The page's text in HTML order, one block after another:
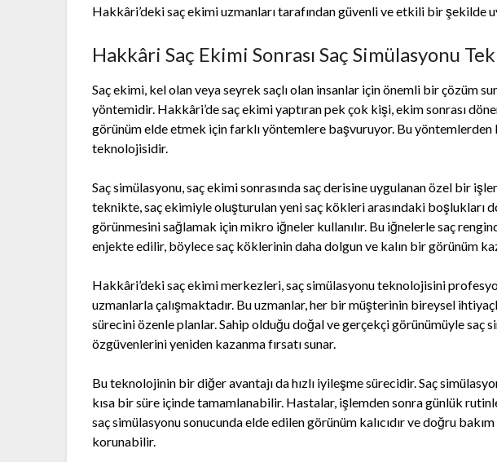
Hakkâri’deki saç ekimi uzmanları tarafından güvenli ve etkili bir şekilde
Hakkâri Saç Ekimi Sonrası Saç Simülasyonu
Saç ekimi, kel olan veya seyrek saçlı olan insanlar için önemli bir çözüm
yöntemidir. Hakkâri’de saç ekimi yaptıran pek çok kişi, ekim sonrası
görünüm elde etmek için farklı yöntemlere başvuruyor. Bu yöntemlerden
teknolojisidir.
Saç simülasyonu, saç ekimi sonrasında saç derisine uygulanan özel bir
teknikte, saç ekimiyle oluşturulan yeni saç kökleri arasındaki boşlukları
görünmesini sağlamak için mikro iğneler kullanılır. Bu iğnelerle saç
enjekte edilir, böylece saç köklerinin daha dolgun ve kalın bir görünüm
Hakkâri’deki saç ekimi merkezleri, saç simülasyonu teknolojisini
uzmanlarla çalışmaktadır. Bu uzmanlar, her bir müşterinin bireysel
sürecini özenle planlar. Sahip olduğu doğal ve gerçekçi görünümüyle saç
özgüvenlerini yeniden kazanma fırsatı sunar.
Bu teknolojinin bir diğer avantajı da hızlı iyileşme sürecidir. Saç
kısa bir süre içinde tamamlanabilir. Hastalar, işlemden sonra günlük
saç simülasyonu sonucunda elde edilen görünüm kalıcıdır ve doğru
korunabilir.